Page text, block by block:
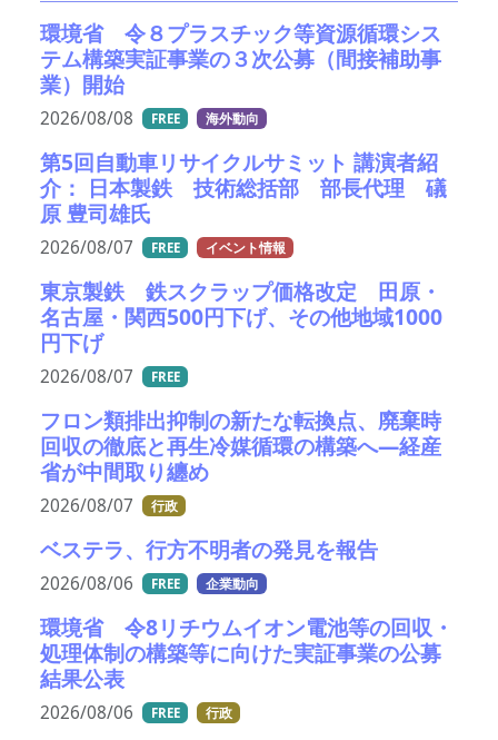
環境省 令８プラスチック等資源循環シス
テム構築実証事業の３次公募（間接補助事
業）開始
2026/08/08 FREE 海外動向
第5回自動車リサイクルサミット 講演者紹
介： 日本製鉄 技術総括部 部長代理 礒
原 豊司雄氏
2026/08/07 FREE イベント情報
東京製鉄 鉄スクラップ価格改定 田原・
名古屋・関西500円下げ、その他地域1000
円下げ
2026/08/07 FREE
フロン類排出抑制の新たな転換点、廃棄時
回収の徹底と再生冷媒循環の構築へ―経産
省が中間取り纏め
2026/08/07 行政
ベステラ、行方不明者の発見を報告
2026/08/06 FREE 企業動向
環境省 令8リチウムイオン電池等の回収・
処理体制の構築等に向けた実証事業の公募
結果公表
2026/08/06 FREE 行政